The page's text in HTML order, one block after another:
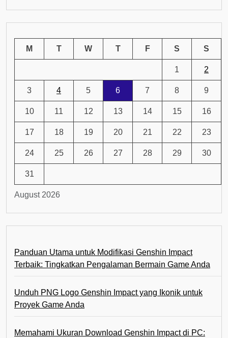
August 2026
M T W T F S S
1 2
3 4 5 6 7 8 9
10 11 12 13 14 15 16
17 18 19 20 21 22 23
24 25 26 27 28 29 30
31
Panduan Utama untuk Modifikasi Genshin Impact
Terbaik: Tingkatkan Pengalaman Bermain Game Anda
Unduh PNG Logo Genshin Impact yang Ikonik untuk
Proyek Game Anda
Memahami Ukuran Download Genshin Impact di PC: